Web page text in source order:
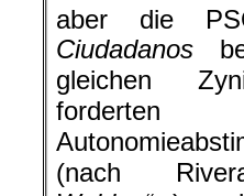
aber die
Ciudadanos
gleichen
(nach